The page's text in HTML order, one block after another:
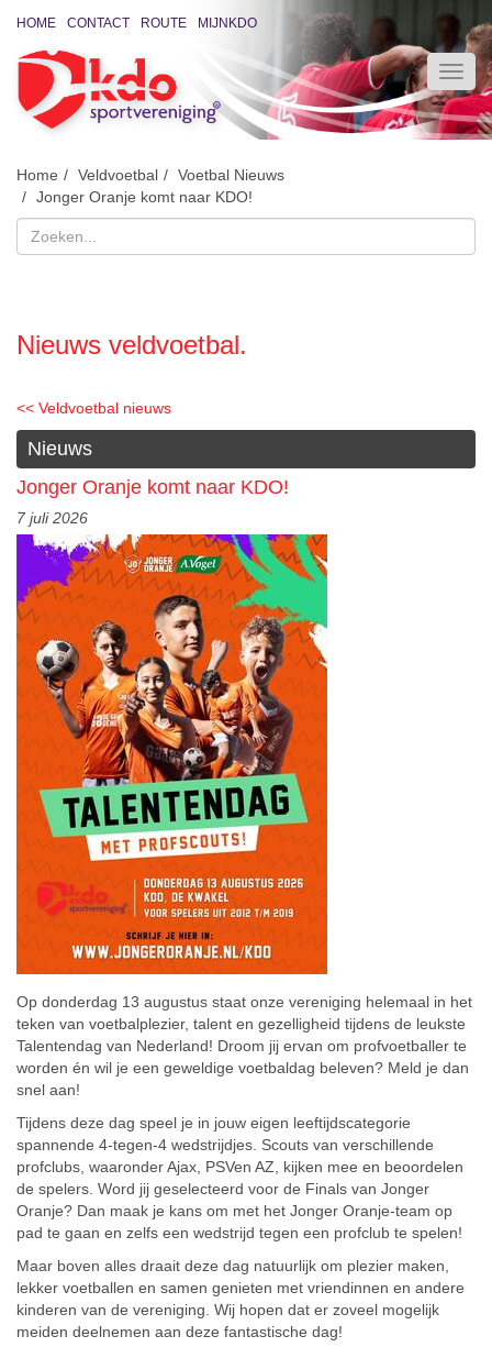
HOME CONTACT ROUTE MIJNKDO
Home Veldvoetbal
Voetbal Nieuws
Jonger Oranje komt naar KDO!
Nieuws veldvoetbal.
<< Veldvoetbal nieuws
Nieuws
Jonger Oranje komt naar KDO!
7 juli 2026
Op donderdag 13 augustus staat onze vereniging helemaal in het
teken van voetbalplezier, talent en gezelligheid tijdens de leukste
Talentendag van Nederland! Droom jij ervan om profvoetballer te
worden én wil je een geweldige voetbaldag beleven? Meld je dan
snel aan!
Tijdens deze dag speel je in jouw eigen leeftijdscategorie
spannende 4-tegen-4 wedstrijdjes. Scouts van verschillende
profclubs, waaronderAjax, PSVen AZ, kijken mee en beoordelen
de spelers. Word jij geselecteerd voor de Finals van Jonger
Oranje? Dan maak je kans om met het Jonger Oranje-team op
pad te gaan en zelfs een wedstrijd tegen een profclub te spelen!
Maar boven alles draait deze dag natuurlijk om plezier maken,
lekker voetballen en samen genieten met vriendinnen en andere
kinderen van de vereniging. Wij hopen dat er zoveel mogelijk
meiden deelnemen aan deze fantastische dag!